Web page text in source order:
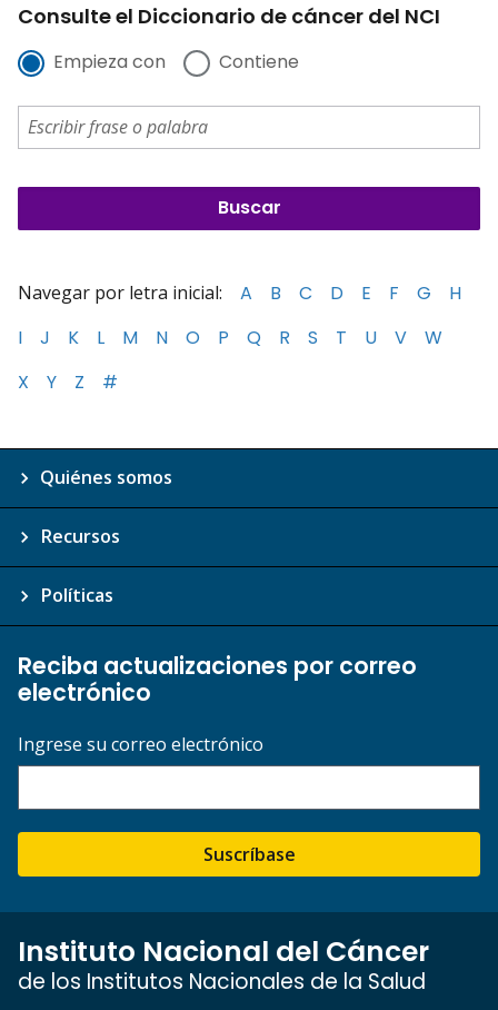
Consulte el Diccionario de cáncer del NCI
Empieza con Contiene
Navegar por letra inicial: A B C D E F G
H
I
J K L M N O P Q R S T U V
W
X
Y Z #
Quiénes somos
Recursos
Políticas
Reciba actualizaciones por correo
electrónico
Ingrese su correo electrónico
Suscríbase
Instituto Nacional del Cáncer
de los Institutos Nacionales de la Salud